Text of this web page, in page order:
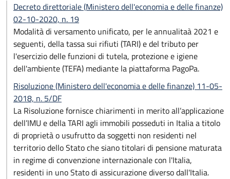
Decreto direttoriale (Ministero dell'economia e delle finanze)
02-10-2020, n. 19
Modalità di versamento unificato, per le annualitaà 2021 e
seguenti, della tassa sui rifiuti (TARI) e del tributo per
l'esercizio delle funzioni di tutela, protezione e igiene
dell'ambiente (TEFA) mediante la piattaforma PagoPa.
Risoluzione (Ministero dell'economia e delle finanze) 11-05-
2018, n. 5/DF
La Risoluzione fornisce chiarimenti in merito all’applicazione
dell’IMU e della TARI agli immobili posseduti in Italia a titolo
di proprietà o usufrutto da soggetti non residenti nel
territorio dello Stato che siano titolari di pensione maturata
in regime di convenzione internazionale con l'Italia,
residenti in uno Stato di assicurazione diverso dall'Italia.